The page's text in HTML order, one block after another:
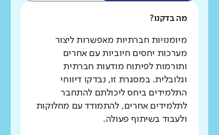
מה בדקנו?
מיומנויות חברתיות מאפשרות ליצור
מערכות יחסים חיוביות עם אחרים
ותורמות לפיתוח מודעות חברתית
וגלובלית. במסגרת זו, נבדקו דיווחי
התלמידים ביחס ליכולתם להתחבר
לתלמידים אחרים, להתמודד עם מחלוקות
ולעבוד בשיתוף פעולה.